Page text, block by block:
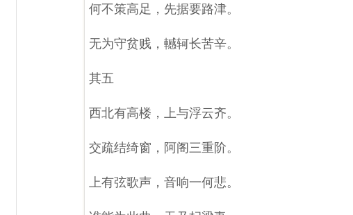
何不策高足，先据要路津。
无为守贫贱，轗轲长苦辛。
其五
西北有高楼，上与浮云齐。
交疏结绮窗，阿阁三重阶。
上有弦歌声，音响一何悲。